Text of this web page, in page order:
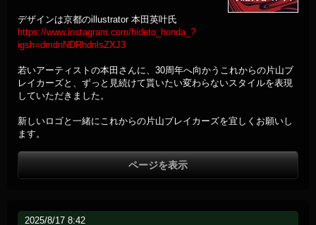
デザインは京都のillustrator 本田英叶氏
https://www.instagram.com/hideto_honda_?
igsh=dmdnNDRhdnlsZXJ3
若いアーティストの本田さんに、30周年へ向かうこれからの片山ブ
レイカーズと、ずっと見続けて貰いたい変わらないスタイルを表現
していただきました。
新しいロゴと一緒にこれからの片山ブレイカーズを宜しくお願いし
ます。
ページを表示
2025/8/17 8:42